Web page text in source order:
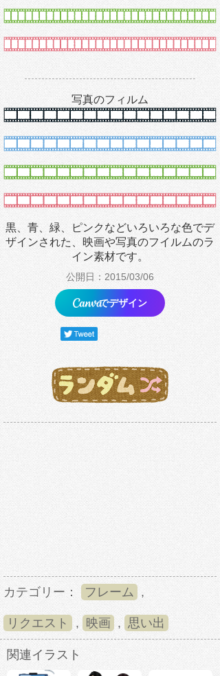
写真のフィルム
黒、青、緑、ピンクなどいろいろな色でデ
ザインされた、映画や写真のフイルムのラ
イン素材です。
公開日：2015/03/06
でデザイン
カテゴリー： フレーム ,
リクエスト , 映画 , 思い出
関連イラスト